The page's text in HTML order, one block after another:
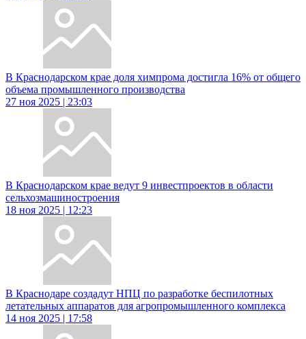
В Краснодарском крае доля химпрома достигла 16% от общего
объема промышленного производства
27 ноя 2025 | 23:03
В Краснодарском крае ведут 9 инвестпроектов в области
сельхозмашиностроения
18 ноя 2025 | 12:23
В Краснодаре создадут НПЦ по разработке беспилотных
летательных аппаратов для агропромышленного комплекса
14 ноя 2025 | 17:58